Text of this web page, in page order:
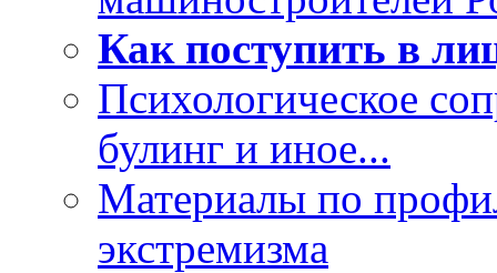
Как поступить в
Психологическое
булинг и иное...
Материалы по
экстремизма